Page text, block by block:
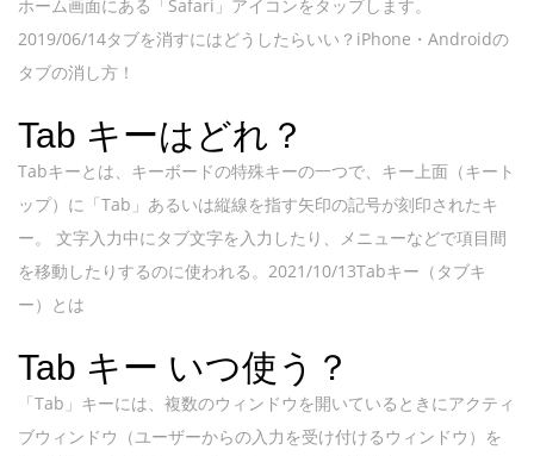
ホーム画面にある「Safari」アイコンをタップします。
2019/06/14タブを消すにはどうしたらいい？iPhone・Androidの
タブの消し方！
Tab キーはどれ？
Tabキーとは、キーボードの特殊キーの一つで、キー上面（キート
ップ）に「Tab」あるいは縦線を指す矢印の記号が刻印されたキ
ー。 文字入力中にタブ文字を入力したり、メニューなどで項目間
を移動したりするのに使われる。2021/10/13Tabキー（タブキ
ー）とは
Tab キー いつ使う？
「Tab」キーには、複数のウィンドウを開いているときにアクティ
ブウィンドウ（ユーザーからの入力を受け付けるウィンドウ）を